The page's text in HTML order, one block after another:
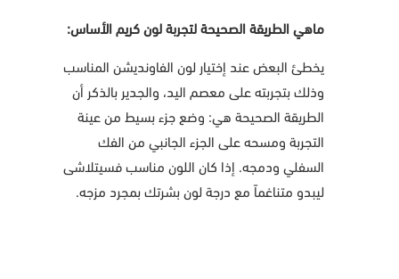
ماهي الطريقة الصحيحة لتجربة لون كريم الأساس:
يخطئ البعض عند إختيار لون الفاونديشن المناسب
وذلك بتجربته على معصم اليد، والجدير بالذكر أن
الطريقة الصحيحة هي: وضع جزء بسيط من عينة
التجربة ومسحه على الجزء الجانبي من الفك
السفلي ودمجه. إذا كان اللون مناسب فسيتلاشى
ليبدو متناغماً مع درجة لون بشرتك بمجرد مزجه.